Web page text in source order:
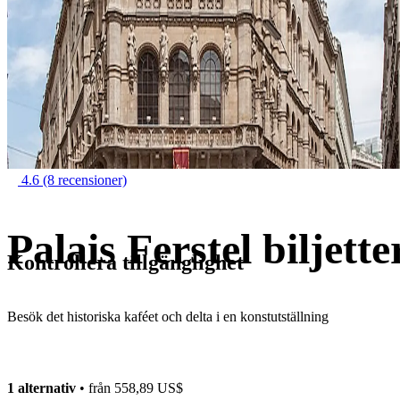
4.6 (8 recensioner)
Palais Ferstel
Besök det historiska kaféet och delta i en konstutställning
Kontrollera tillgänglighet
1 alternativ • från 558,89 US$